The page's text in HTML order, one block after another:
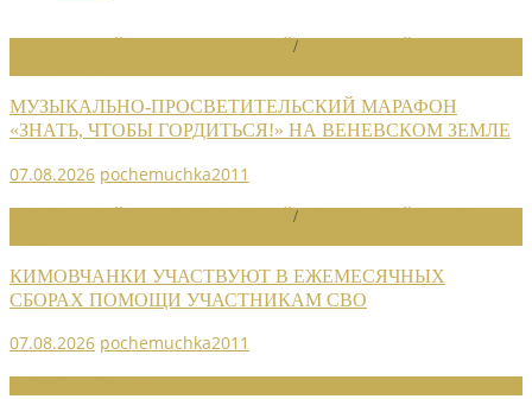
/
МУЗЫКАЛЬНО-ПРОСВЕТИТЕЛЬСКИЙ МАРАФОН
«ЗНАТЬ, ЧТОБЫ ГОРДИТЬСЯ!» НА ВЕНЕВСКОМ ЗЕМЛЕ
07.08.2026 pochemuchka2011
/
КИМОВЧАНКИ УЧАСТВУЮТ В ЕЖЕМЕСЯЧНЫХ
СБОРАХ ПОМОЩИ УЧАСТНИКАМ СВО
07.08.2026 pochemuchka2011